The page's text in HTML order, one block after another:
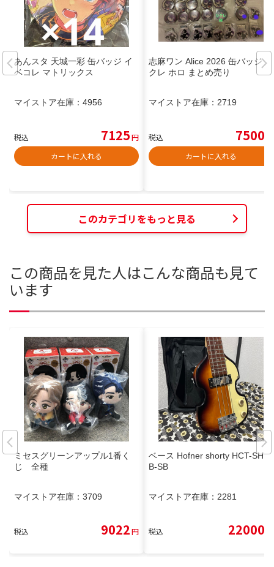
あんスタ 天城一彩 缶バッジ イ
ベコレ マトリックス
マイストア在庫： 4956
税込 7125円
カートに入れる
志麻ワン Alice 2026 缶バッジ シ
クレ ホロ まとめ売り
マイストア在庫： 2719
税込 7500
カートに入れる
このカテゴリをもっと見る
この商品を見た人はこんな商品も見て
います
ミセスグリーンアップル1番く
じ 全種
マイストア在庫： 3709
税込 9022円
ベース Hofner shorty HCT-SHV
B-SB
マイストア在庫： 2281
税込 22000